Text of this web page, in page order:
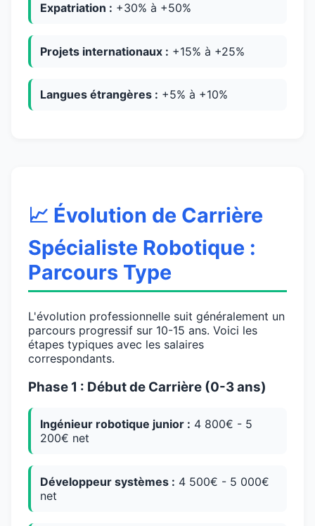
Expatriation : +30% à +50%
Projets internationaux : +15% à +25%
Langues étrangères : +5% à +10%
📈 Évolution de Carrière
Spécialiste Robotique :
Parcours Type
L'évolution professionnelle suit généralement un
parcours progressif sur 10-15 ans. Voici les
étapes typiques avec les salaires
correspondants.
Phase 1 : Début de Carrière (0-3 ans)
Ingénieur robotique junior : 4 800€ - 5
200€ net
Développeur systèmes : 4 500€ - 5 000€
net